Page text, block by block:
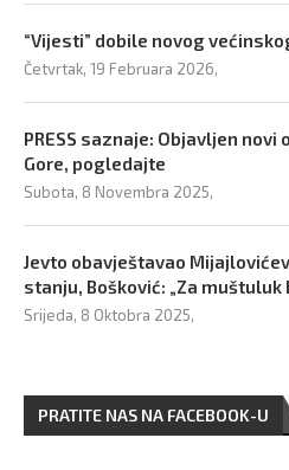
“Vijesti” dobile novog
Četvrtak, 19 Februara 2026,
PRESS saznaje: Objavljen
Gore, pogledajte
Subota, 8 Novembra 2025,
Jevto obavještavao
stanju, Bošković: „Za muštuluk
Srijeda, 8 Oktobra 2025,
PRATITE NAS NA FACEBOOK-U